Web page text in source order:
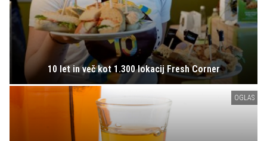
10 let in več kot 1.300 lokacij Fresh Corner
OGLAS